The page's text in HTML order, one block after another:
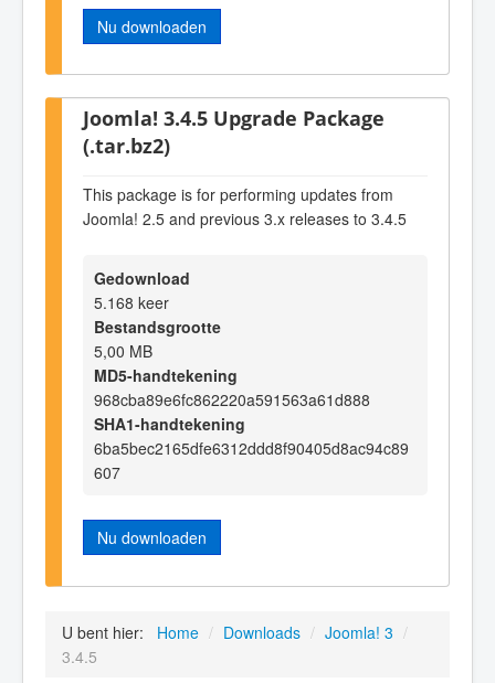
Nu downloaden
Joomla! 3.4.5 Upgrade Package
(.tar.bz2)
This package is for performing updates from
Joomla! 2.5 and previous 3.x releases to 3.4.5
Gedownload
5.168 keer
Bestandsgrootte
5,00 MB
MD5-handtekening
968cba89e6fc862220a591563a61d888
SHA1-handtekening
6ba5bec2165dfe6312ddd8f90405d8ac94c89
607
Nu downloaden
U bent hier: Home / Downloads / Joomla! 3 /
3.4.5